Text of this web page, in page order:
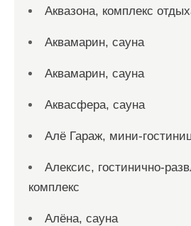
Аквазона, комплекс
Аквамарин, сауна
Аквамарин, сауна
Аквасфера, сауна
Алё Гараж, мини-
Алексис, гостинично-
комплекс
Алёна, сауна